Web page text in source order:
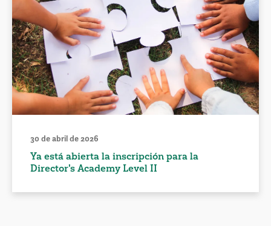
30 de abril de 2026
Ya está abierta la inscripción para la
Director's Academy Level II